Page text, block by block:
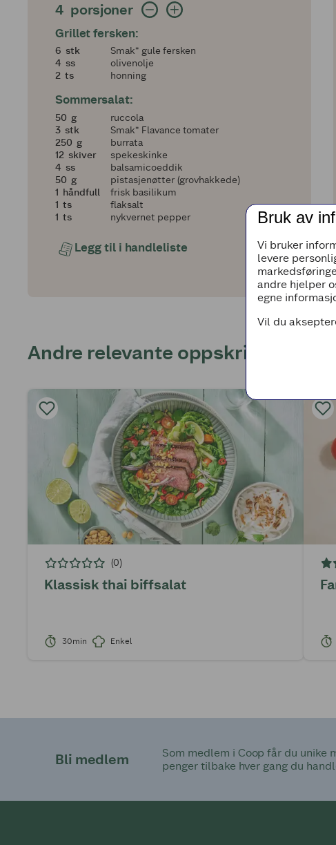
4 porsjoner
4 porsjoner
Grillet fersken:
6
6 stk
Smak* gule fersken
4
4 ss
olivenolje
2
2 ts honning
Sommersalat:
50
50 g
ruccola
3
3 stk
Smak* Flavance tomater
250
250 g
burrata
12
12 skiver
spekeskinke
4
4 ss
balsamicoeddik
50
50 g
pistasjenøtter (grovhakkede)
11 håndfull
frisk basilikum
11 ts
flaksalt
11 ts nykvernet pepper
Legg til i handleliste
Andre relevante oppskrifter
(0)
Klassisk thai biffsalat
30min Enkel
Bli medlem
Som medlem i Coop får du unike
penger tilbake hver gang du
Bruk av
Vi bruker
levere
andre hjelper
egne
Vil du